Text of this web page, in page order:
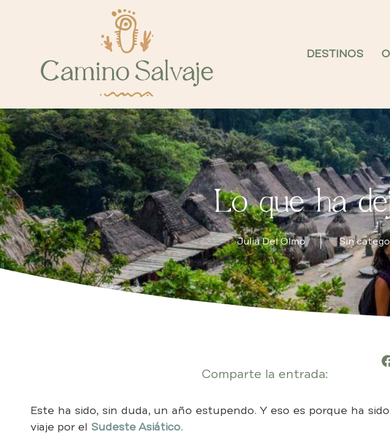
DESTINOS
Lo que ha
Julia Del Olmo Sin
Comparte la entrada:
Este ha sido, sin duda, un año estupendo. Y eso es porque ha
viaje por el Sudeste Asiático.